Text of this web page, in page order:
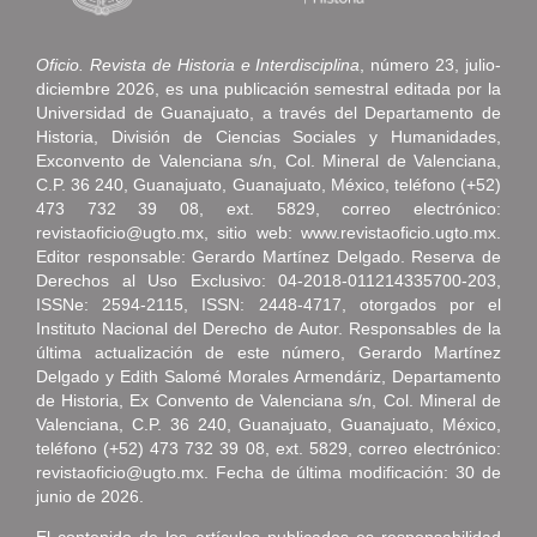
Oficio. Revista de Historia e Interdisciplina, número 23, julio-
diciembre 2026, es una publicación semestral editada por la
Universidad de Guanajuato, a través del Departamento de
Historia, División de Ciencias Sociales y Humanidades,
Exconvento de Valenciana s/n, Col. Mineral de Valenciana,
C.P. 36 240, Guanajuato, Guanajuato, México, teléfono (+52)
473 732 39 08, ext. 5829, correo electrónico:
revistaoficio@ugto.mx, sitio web: www.revistaoficio.ugto.mx.
Editor responsable: Gerardo Martínez Delgado. Reserva de
Derechos al Uso Exclusivo: 04-2018-011214335700-203,
ISSNe: 2594-2115, ISSN: 2448-4717, otorgados por el
Instituto Nacional del Derecho de Autor. Responsables de la
última actualización de este número, Gerardo Martínez
Delgado y Edith Salomé Morales Armendáriz, Departamento
de Historia, Ex Convento de Valenciana s/n, Col. Mineral de
Valenciana, C.P. 36 240, Guanajuato, Guanajuato, México,
teléfono (+52) 473 732 39 08, ext. 5829, correo electrónico:
revistaoficio@ugto.mx. Fecha de última modificación: 30 de
junio de 2026.